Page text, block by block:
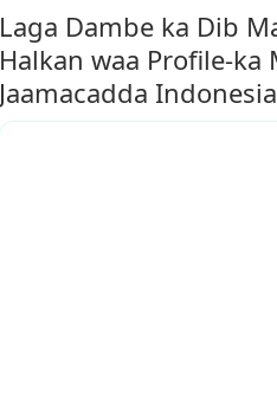
Laga Dambe ka Dib
Halkan waa Profile-ka
Jaamacadda Indonesia